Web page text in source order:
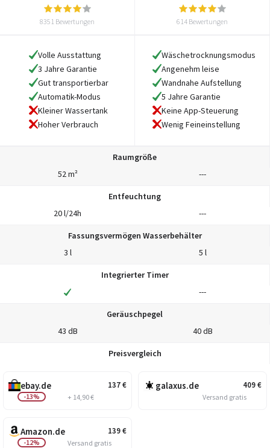
8351 Bewertungen 614 Bewertungen
Volle Ausstattung
3 Jahre Garantie
Gut transportierbar
Automatik-Modus
Kleiner Wassertank
Hoher Verbrauch
Wäschetrocknungsmodus
Angenehm leise
Wandnahe Aufstellung
5 Jahre Garantie
Keine App-Steuerung
Wenig Feineinstellung
Raumgröße
52 m²
---
Entfeuchtung
20 l/24h
---
Fassungsvermögen Wasserbehälter
3 l
5 l
Integrierter Timer
---
Geräuschpegel
43 dB
40 dB
Preisvergleich
137€
ebay.de
-13% + 14,90 €
139€
Amazon.de
-12% Versand gratis
409€
galaxus.de
Versand gratis